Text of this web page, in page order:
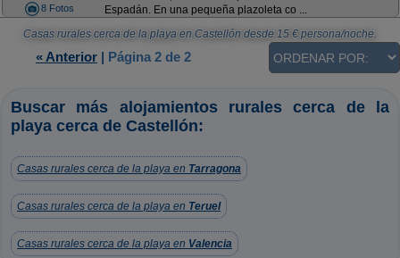
8 Fotos
Espadán. En una pequeña plazoleta co ...
Casas rurales cerca de la playa en Castellón desde 15 € persona/noche.
« Anterior | Página 2 de 2
Buscar más alojamientos rurales cerca de la
playa cerca de Castellón:
Casas rurales cerca de la playa en Tarragona
Casas rurales cerca de la playa en Teruel
Casas rurales cerca de la playa en Valencia